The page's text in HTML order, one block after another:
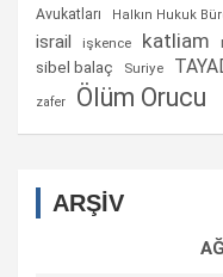
Avukatları
Halkın Hukuk
israil işkence katliam
sibel balaç Suriye
zafer Ölüm Orucu
ARŞİV